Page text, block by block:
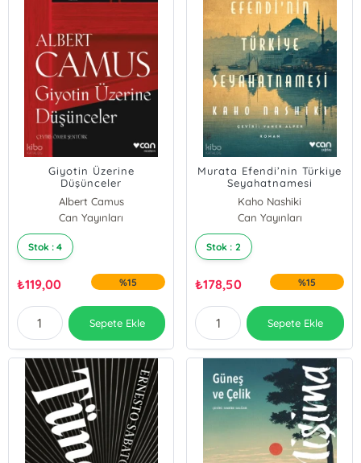
Giyotin Üzerine
Düşünceler
Albert Camus
Can Yayınları
Stok : 4
₺119,00 %15
Sepete Ekle
Murata Efendi’nin Türkiye
Seyahatnamesi
Kaho Nashiki
Can Yayınları
Stok : 2
₺178,50 %15
Sepete Ekle